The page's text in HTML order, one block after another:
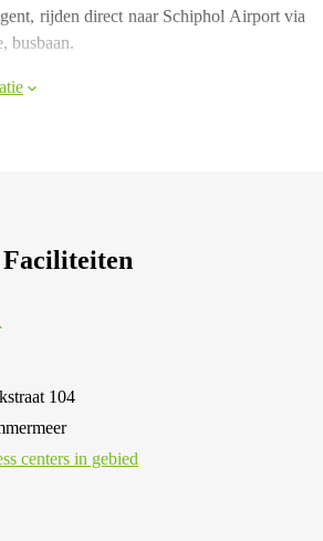
rijden direct naar Schiphol Airport via
busbaan.
104
centers in gebied